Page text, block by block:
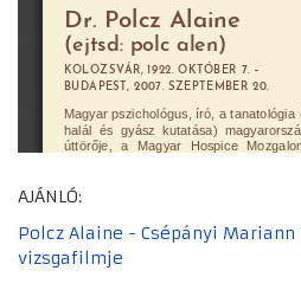
AJÁNLÓ:
Polcz Alaine - Csépányi
vizsgafilmje